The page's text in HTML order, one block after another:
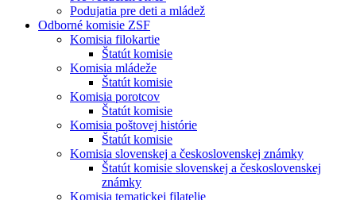
Podujatia pre deti a mládež
Odborné komisie ZSF
Komisia filokartie
Štatút komisie
Komisia mládeže
Štatút komisie
Komisia porotcov
Štatút komisie
Komisia poštovej histórie
Štatút komisie
Komisia slovenskej a československej známky
Štatút komisie slovenskej a československej
známky
Komisia tematickej filatelie